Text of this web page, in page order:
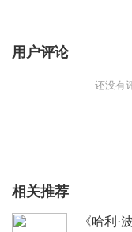
用户评论
还没有
相关推荐